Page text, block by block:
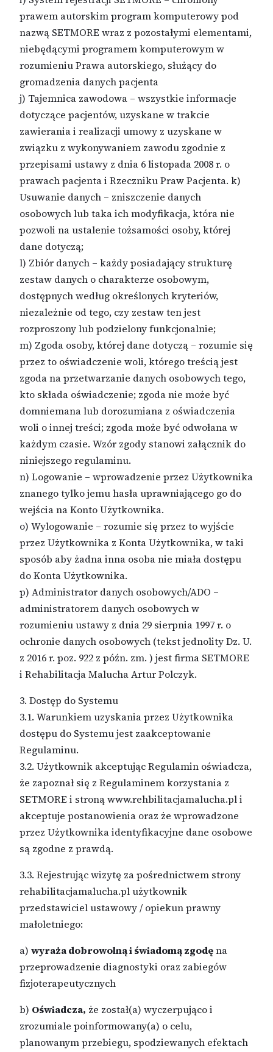
prawem autorskim program komputerowy pod
nazwą SETMORE wraz z pozostałymi elementami,
niebędącymi programem komputerowym w
rozumieniu Prawa autorskiego, służący do
gromadzenia danych pacjenta
j) Tajemnica zawodowa – wszystkie informacje
dotyczące pacjentów, uzyskane w trakcie
zawierania i realizacji umowy z uzyskane w
związku z wykonywaniem zawodu zgodnie z
przepisami ustawy z dnia 6 listopada 2008 r. o
prawach pacjenta i Rzeczniku Praw Pacjenta. k)
Usuwanie danych – zniszczenie danych
osobowych lub taka ich modyfikacja, która nie
pozwoli na ustalenie tożsamości osoby, której
dane dotyczą;
l) Zbiór danych – każdy posiadający strukturę
zestaw danych o charakterze osobowym,
dostępnych według określonych kryteriów,
niezależnie od tego, czy zestaw ten jest
rozproszony lub podzielony funkcjonalnie;
m) Zgoda osoby, której dane dotyczą – rozumie się
przez to oświadczenie woli, którego treścią jest
zgoda na przetwarzanie danych osobowych tego,
kto składa oświadczenie; zgoda nie może być
domniemana lub dorozumiana z oświadczenia
woli o innej treści; zgoda może być odwołana w
każdym czasie. Wzór zgody stanowi załącznik do
niniejszego regulaminu.
n) Logowanie – wprowadzenie przez Użytkownika
znanego tylko jemu hasła uprawniającego go do
wejścia na Konto Użytkownika.
o) Wylogowanie – rozumie się przez to wyjście
przez Użytkownika z Konta Użytkownika, w taki
sposób aby żadna inna osoba nie miała dostępu
do Konta Użytkownika.
p) Administrator danych osobowych/ADO –
administratorem danych osobowych w
rozumieniu ustawy z dnia 29 sierpnia 1997 r. o
ochronie danych osobowych (tekst jednolity Dz. U.
z 2016 r. poz. 922 z późn. zm. ) jest firma SETMORE
i Rehabilitacja Malucha Artur Polczyk.
3. Dostęp do Systemu
3.1. Warunkiem uzyskania przez Użytkownika
dostępu do Systemu jest zaakceptowanie
Regulaminu.
3.2. Użytkownik akceptując Regulamin oświadcza,
że zapoznał się z Regulaminem korzystania z
SETMORE i stroną www.rehbilitacjamalucha.pl i
akceptuje postanowienia oraz że wprowadzone
przez Użytkownika identyfikacyjne dane osobowe
są zgodne z prawdą.
3.3. Rejestrując wizytę za pośrednictwem strony
rehabilitacjamalucha.pl użytkownik
przedstawiciel ustawowy / opiekun prawny
małoletniego:
a) wyraża dobrowolną i świadomą zgodęna
przeprowadzenie diagnostyki oraz zabiegów
fizjoterapeutycznych
b) Oświadcza, że został(a) wyczerpująco i
zrozumiale poinformowany(a) o celu,
planowanym przebiegu, spodziewanych efektach